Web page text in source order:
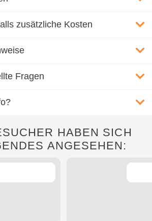
zusätzliche Kosten
Fragen
HABEN SICH
ANGESEHEN: